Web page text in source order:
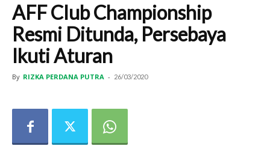
AFF Club Championship
Resmi Ditunda, Persebaya
Ikuti Aturan
By RIZKA PERDANA PUTRA - 26/03/2020